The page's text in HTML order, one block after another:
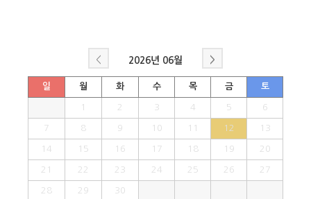
< 2026년 06월 >
일 월 화 수 목 금 토
1 2 3 4 5 6
7 8 9 10 11 12 13
14 15 16 17 18 19 20
21 22 23 24 25 26 27
28 29 30